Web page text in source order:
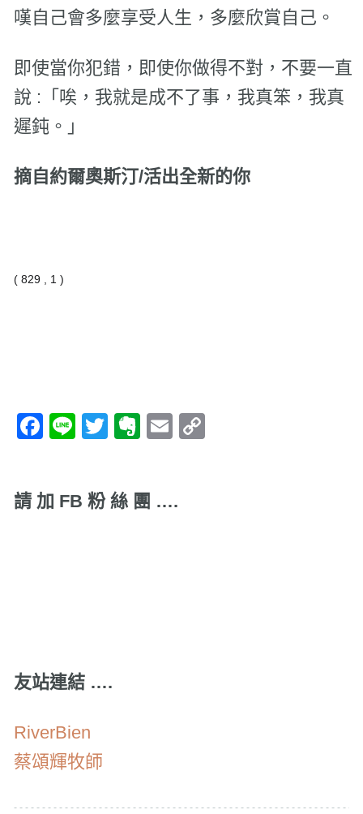
嘆自己會多麼享受人生，多麼欣賞自己。
即使當你犯錯，即使你做得不對，不要一直
說 :「唉，我就是成不了事，我真笨，我真
遲鈍。」
摘自約爾奧斯汀/活出全新的你
( 829 , 1 )
Facebook
LineTwitterEvernote
Email
請 加 FB 粉 絲 團 ….
友站連結 ….
RiverBien
蔡頌輝牧師